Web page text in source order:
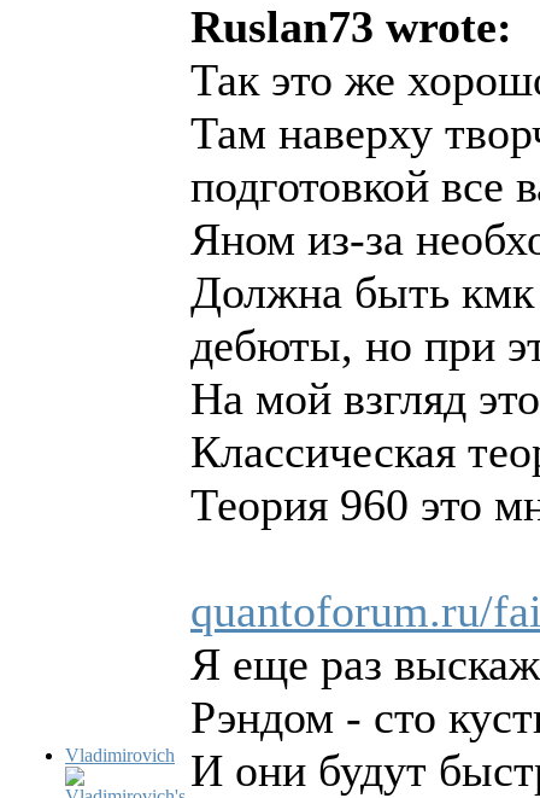
Vladimirovich
Ruslan73 wrote:
Так это же
Там наверху
подготовкой все
Яном из-за
Должна быть кмк
дебюты, но при
На мой взгляд
Классическая
Теория 960 это
quantoforum.ru/
Я еще раз
Рэндом - сто
И они будут